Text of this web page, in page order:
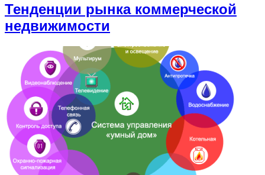
Тенденции рынка коммерческой
недвижимости